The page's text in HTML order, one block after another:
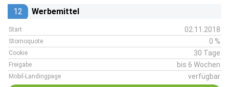
12 Werbemittel
Start 02.11.2018
Stornoquote 0 %
Cookie 30 Tage
Freigabe bis 6 Wochen
Mobil-Landingpage verfügbar